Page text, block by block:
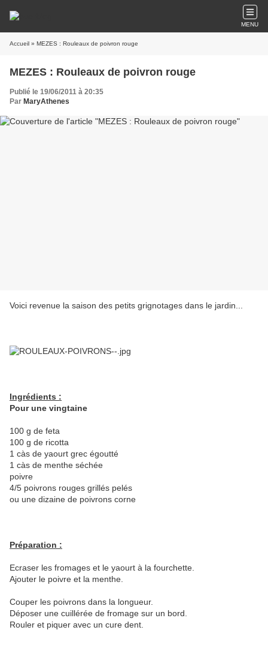
MENU
Accueil » MEZES : Rouleaux de poivron rouge
MEZES : Rouleaux de poivron rouge
Publié le 19/06/2011 à 20:35
Par MaryAthenes
Voici revenue la saison des petits grignotages dans le jardin...
Ingrédients :
Pour une vingtaine
100 g de feta
100 g de ricotta
1 càs de yaourt grec égoutté
1 càs de menthe séchée
poivre
4/5 poivrons rouges grillés pelés
ou une dizaine de poivrons corne
Préparation :
Ecraser les fromages et le yaourt à la fourchette.
Ajouter le poivre et la menthe.
Couper les poivrons dans la longueur.
Déposer une cuillérée de fromage sur un bord.
Rouler et piquer avec un cure dent.